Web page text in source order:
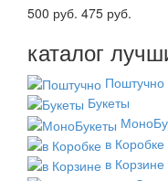
500 руб. 475 руб.
каталог
Поштучно
Букеты
в Коробке
в Корзине